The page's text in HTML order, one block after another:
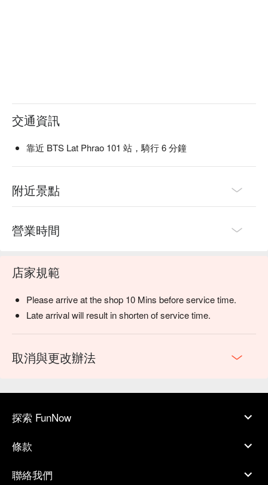
交通資訊
靠近 BTS Lat Phrao 101 站，騎行 6 分鐘
附近景點
營業時間
店家規範
Please arrive at the shop 10 Mins before service time.
Late arrival will result in shorten of service time.
取消與更改辦法
探索 FunNow
條款
聯絡我們